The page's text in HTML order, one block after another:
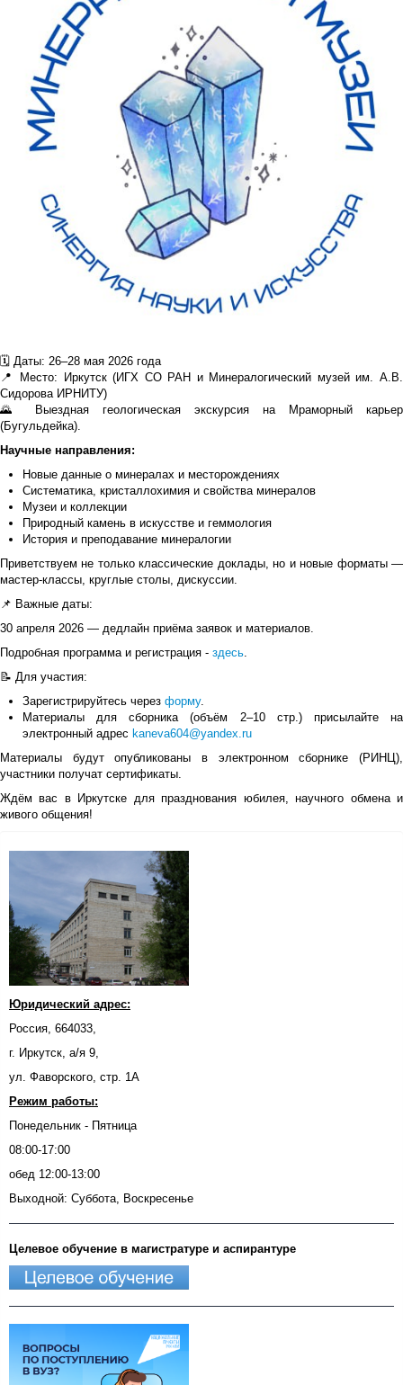
🗓 Даты: 26–28 мая 2026 года
📍 Место: Иркутск (ИГХ СО РАН и Минералогический музей им. А.В.
Сидорова ИРНИТУ)
🌄 Выездная геологическая экскурсия на Мраморный карьер
(Бугульдейка).
Научные направления:
Новые данные о минералах и месторождениях
Систематика, кристаллохимия и свойства минералов
Музеи и коллекции
Природный камень в искусстве и геммология
История и преподавание минералогии
Приветствуем не только классические доклады, но и новые форматы —
мастер-классы, круглые столы, дискуссии.
📌 Важные даты:
30 апреля 2026 — дедлайн приёма заявок и материалов.
Подробная программа и регистрация - здесь.
📝 Для участия:
Зарегистрируйтесь через форму.
Материалы для сборника (объём 2–10 стр.) присылайте на
электронный адрес kaneva604@yandex.ru
Материалы будут опубликованы в электронном сборнике (РИНЦ),
участники получат сертификаты.
Ждём вас в Иркутске для празднования юбилея, научного обмена и
живого общения!
Юридический адрес:
Россия, 664033,
г. Иркутск, а/я 9,
ул. Фаворского, стр. 1А
Режим работы:
Понедельник - Пятница
08:00-17:00
обед 12:00-13:00
Выходной: Суббота, Воскресенье
Целевое обучение в магистратуре и аспирантуре